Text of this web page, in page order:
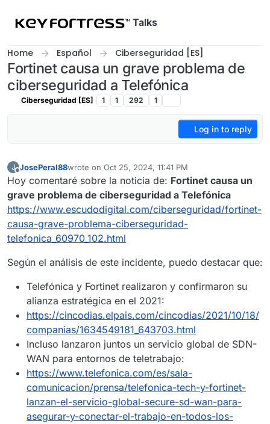
Talks
Home Español Ciberseguridad [ES]
Fortinet causa un grave problema de
ciberseguridad a Telefónica
Ciberseguridad [ES] 1 1 292 1
Log in to reply
J JosePeral88wrote on Oct 25, 2024, 11:41 PM
last edited by
Hoy comentaré sobre la noticia de: Fortinet causa un
grave problema de ciberseguridad a Telefónica
https://www.escudodigital.com/ciberseguridad/fortinet-
causa-grave-problema-ciberseguridad-
telefonica_60970_102.html
Según el análisis de este incidente, puedo destacar que:
Telefónica y Fortinet realizaron y confirmaron su
alianza estratégica en el 2021:
https://cincodias.elpais.com/cincodias/2021/10/18/
companias/1634549181_643703.html
Incluso lanzaron juntos un servicio global de SDN-
WAN para entornos de teletrabajo:
https://www.telefonica.com/es/sala-
comunicacion/prensa/telefonica-tech-y-fortinet-
lanzan-el-servicio-global-secure-sd-wan-para-
asegurar-y-conectar-el-trabajo-en-todos-los-